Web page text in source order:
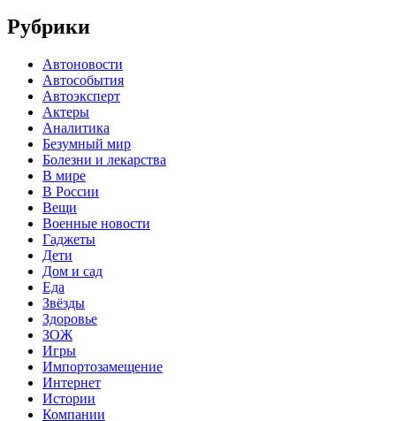
Рубрики
Автоновости
Автособытия
Автоэксперт
Актеры
Аналитика
Безумный мир
Болезни и лекарства
В мире
В России
Вещи
Военные новости
Гаджеты
Дети
Дом и сад
Еда
Звёзды
Здоровье
ЗОЖ
Игры
Импортозамещение
Интернет
Истории
Компании